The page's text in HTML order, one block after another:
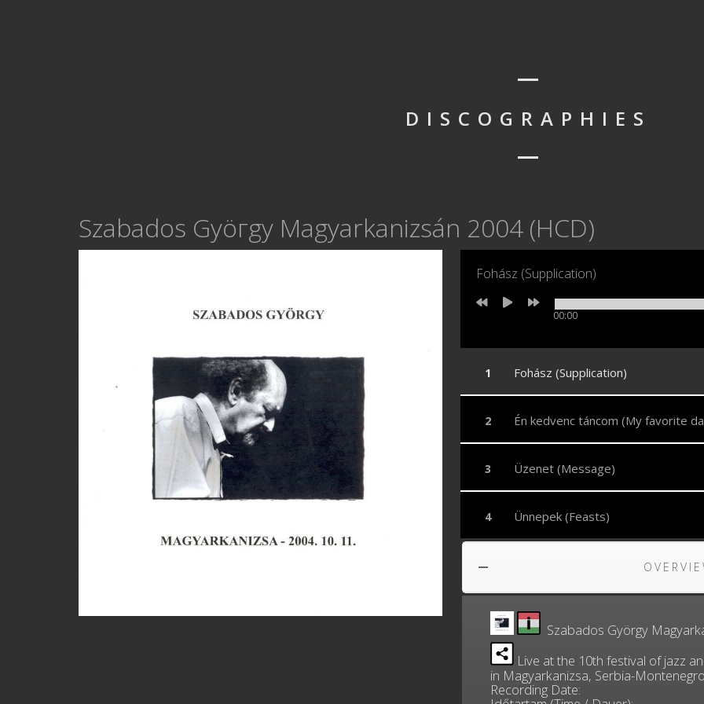
DISCOGRAPHIES
Szabados Gyöгgy Magyarkanizsán 2004 (HCD)
Fohász (Supplication)
00:00
Fohász (Supplication)
Én kedvenc táncom (My favorite
Üzenet (Message)
Ünnepek (Feasts)
Szabados György
Live at the 10th festival of jazz
in Magyarkanizsa, Serbia-Montenegro
Recording Date: